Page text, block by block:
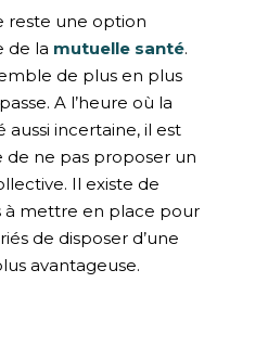
reste une option
de la mutuelle santé.
de plus en plus
A l’heure où la
aussi incertaine, il est
ne pas proposer un
Il existe de
à mettre en place pour
de disposer d’une
avantageuse.